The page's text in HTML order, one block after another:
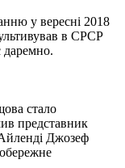
у вересні 2018
в СРСР
даремно.
стало
представник
Джозеф